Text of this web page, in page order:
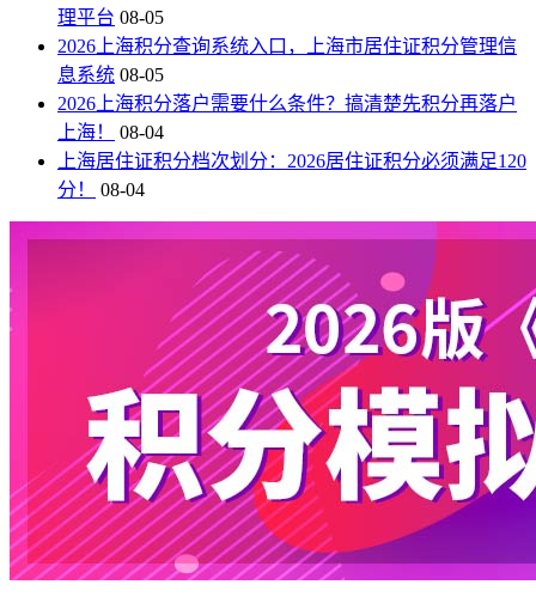
理平台 08-05
2026上海积分查询系统入口，上海市居住证积分管理信
息系统 08-05
2026上海积分落户需要什么条件？搞清楚先积分再落户
上海！
08-04
上海居住证积分档次划分：2026居住证积分必须满足120
分！
08-04